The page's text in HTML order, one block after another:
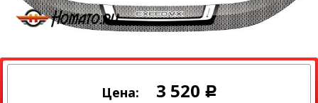
Цена: 3 520 Р